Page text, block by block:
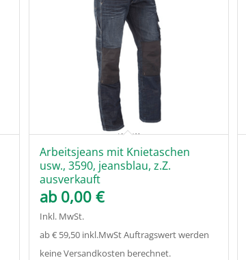
Arbeitsjeans mit Knietaschen
usw., 3590, jeansblau, z.Z.
ausverkauft
ab 0,00 €
Inkl. MwSt.
ab € 59,50 inkl.MwSt Auftragswert werden
keine Versandkosten berechnet.